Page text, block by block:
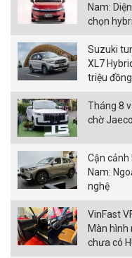
Nam:
chọn
Suzuki
XL7
triệu đồng
Tháng 8
chờ
Cận cảnh
Nam:
nghệ
VinFast
Màn hình
chưa có